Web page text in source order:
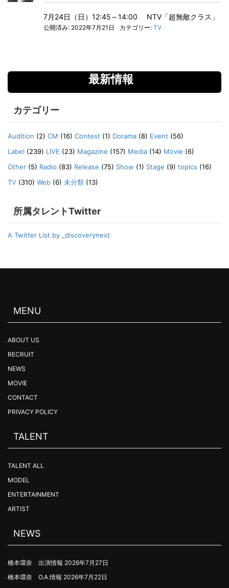
7月24日（日）12:45～14:00 NTV「超無敵クラス」
公開済み: 2022年7月21日 カテゴリー: TV
最新情報
カテゴリー
Audition (2) CM (16) Contest (1) Dorama (8) Event (56)
Label (239) LIVE (23) Magazine (157) Media (14) Movie (6)
Other (5) Radio (83) Release (75) Show (1) Stage (9) topics (16)
TV (310) Web (6) 未分類 (13)
所属タレントTwitter
A Twitter List by _discoverynext
MENU
ABOUT US
RECRUIT
NEWS
MOVIE
CONTACT
PRIVACY POLICY
TALENT
TALENT ALL
MODEL
ENTERTAINMENT
ARTIST
NEWS
橋本環奈 出演情報 2026年7月27日
橋本環奈 O.A.情報 2026年7月22日